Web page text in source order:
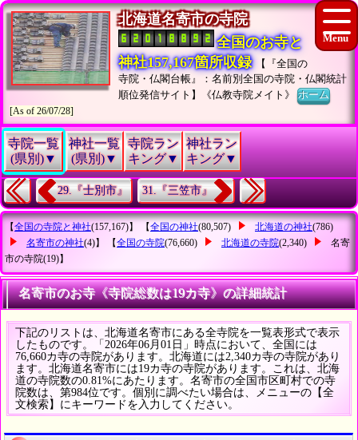
北海道名寄市の寺院
全国のお寺と
神社157,167箇所収録
【『全国の
寺院・仏閣台帳』：名前別全国の寺院・仏閣統計
順位発信サイト】《仏教寺院メイト》ホーム
[As of 26/07/28]
寺院一覧
(県別)▼
神社一覧
(県別)▼
寺院ラン
キング▼
神社ラン
キング▼
29.『士別市』 31.『三笠市』
【全国の寺院と神社(157,167)】 【全国の神社(80,507) 北海道の神社(786)
名寄市の神社(4)】 【全国の寺院(76,660) 北海道の寺院(2,340)
名寄
市の寺院(19)】
名寄市のお寺《寺院総数は19カ寺》の詳細統計
下記のリストは、北海道名寄市にある全寺院を一覧表形式で表示
したものです。「2026年06月01日」時点において、全国には
76,660カ寺の寺院があります。北海道には2,340カ寺の寺院があり
ます。北海道名寄市には19カ寺の寺院があります。これは、北海
道の寺院数の0.81%にあたります。名寄市の全国市区町村での寺
院数は、第984位です。個別に調べたい場合は、メニューの【全
文検索】にキーワードを入力してください。